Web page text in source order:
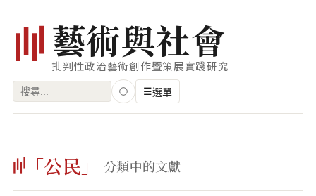
藝術與社會
批判性政治藝術創作暨策展實踐研究
搜
字:
☰選單
藝術家
創作類型
「公民」 分類中的文獻